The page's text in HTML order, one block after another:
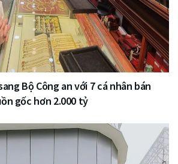
Bộ Công an với 7 cá nhân bán
gốc hơn 2.000 tỷ